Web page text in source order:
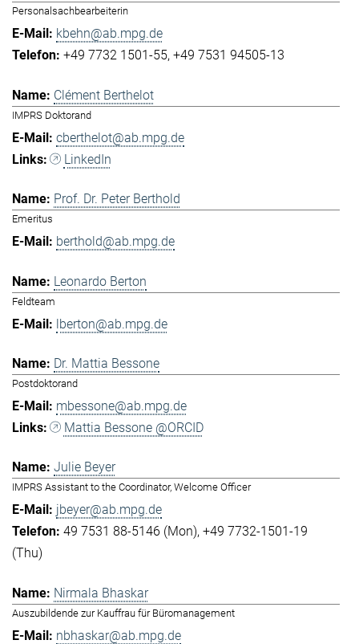
Personalsachbearbeiterin
kbehn@ab.mpg.de
+49 7732 1501-55 +49 7531 94505-13
Clément Berthelot
IMPRS Doktorand
cberthelot@ab.mpg.de
LinkedIn
Prof. Dr. Peter Berthold
Emeritus
berthold@ab.mpg.de
Leonardo Berton
Feldteam
lberton@ab.mpg.de
Dr. Mattia Bessone
Postdoktorand
mbessone@ab.mpg.de
Mattia Bessone @ORCID
Julie Beyer
IMPRS Assistant to the Coordinator, Welcome Officer
jbeyer@ab.mpg.de
49 7531 88-5146 (Mon) +49 7732-1501-19
(Thu)
Nirmala Bhaskar
Auszubildende zur Kauffrau für Büromanagement
nbhaskar@ab.mpg.de